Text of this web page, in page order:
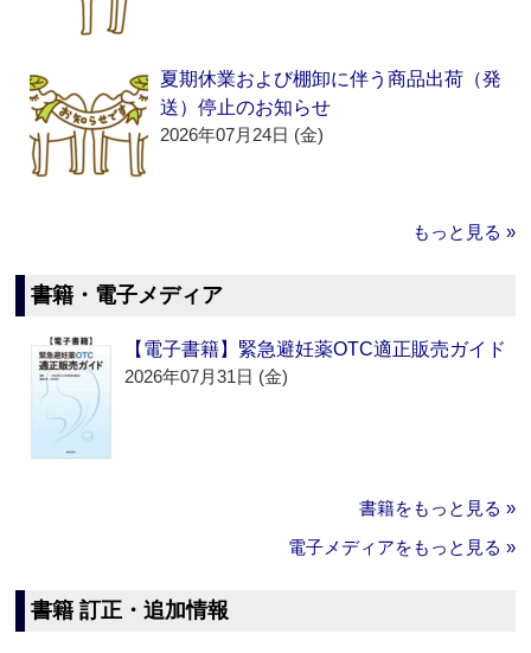
夏期休業および棚卸に伴う商品出荷（発
送）停止のお知らせ
2026年07月24日 (金)
もっと見る »
書籍・電子メディア
【電子書籍】緊急避妊薬OTC適正販売ガイド
2026年07月31日 (金)
書籍をもっと見る »
電子メディアをもっと見る »
書籍 訂正・追加情報